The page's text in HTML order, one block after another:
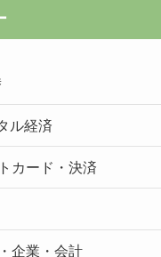
ル経済
カード・決済
企業・会計